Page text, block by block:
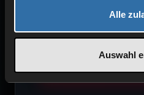
Alle
Auswahl
Niedrige
Mehr über unsere